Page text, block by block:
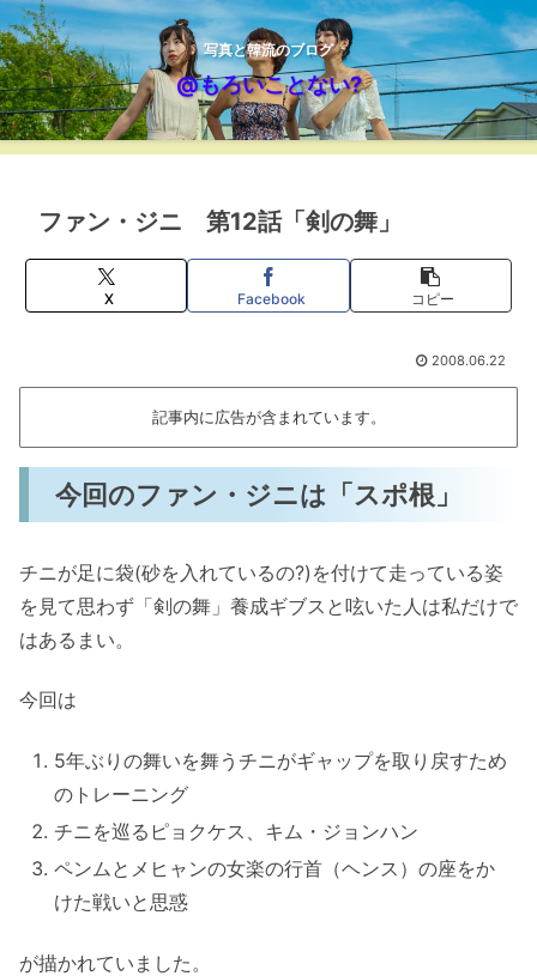
写真と韓流のブログ
@もろいことない?
ファン・ジニ 第12話「剣の舞」
X Facebook コピー
2008.06.22
記事内に広告が含まれています。
今回のファン・ジニは「スポ根」
チニが足に袋(砂を入れているの?)を付けて走っている姿
を見て思わず「剣の舞」養成ギブスと呟いた人は私だけで
はあるまい。
今回は
5年ぶりの舞いを舞うチニがギャップを取り戻すため
のトレーニング
チニを巡るピョクケス、キム・ジョンハン
ペンムとメヒャンの女楽の行首（ヘンス）の座をか
けた戦いと思惑
が描かれていました。